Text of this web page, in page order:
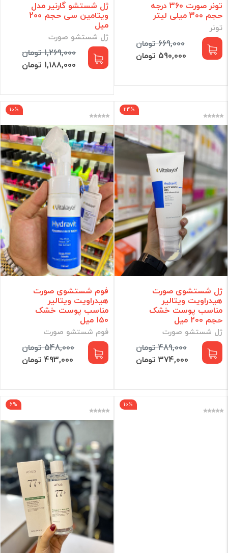
تونر صورت 360 درجه
حجم 300 میلی لیتر
تونر
669,000 تومان
590,000 تومان
ژل شستشو گارنیر مدل
ویتامین سی حجم 200
میل
ژل شستشو صورت
1,269,000 تومان
1,188,000 تومان
24%
ژل شستشوی صورت
هیدراویت ویتالیر
مناسب پوست خشک
حجم 200 میل
ژل شستشو صورت
489,000 تومان
374,000 تومان
10%
فوم شستشوی صورت
هیدراویت ویتالیر
مناسب پوست خشک
150 میل
فوم شستشو صورت
548,000 تومان
493,000 تومان
10%
6%